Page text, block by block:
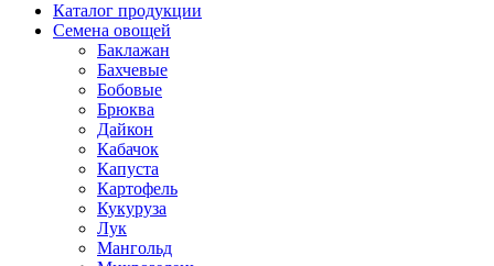
Каталог продукции
Семена овощей
Баклажан
Бахчевые
Бобовые
Брюква
Дайкон
Кабачок
Капуста
Картофель
Кукуруза
Лук
Мангольд